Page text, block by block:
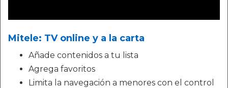
Mitele: TV online y a la carta
Añade contenidos a tu lista
Agrega favoritos
Limita la navegación a menores con el control